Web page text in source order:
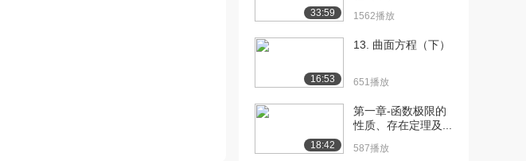
Finding th...
[14] 《大学代数》：
Parallel a...
[15] 《大学代数》：
33:59 1562播放
16:53
13. 曲面方程（下）
651播放
18:42
第一章-函数极限的
性质、存在定理及...
587播放